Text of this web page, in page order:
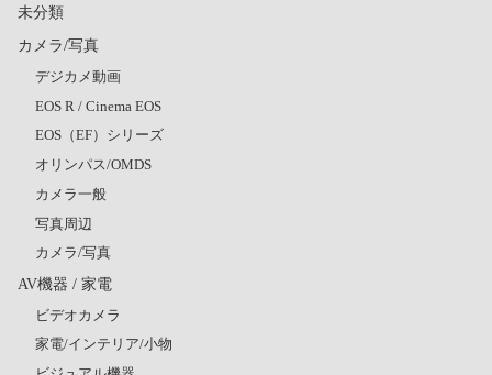
未分類
カメラ/写真
デジカメ動画
EOS R / Cinema EOS
EOS（EF）シリーズ
オリンパス/OMDS
カメラ一般
写真周辺
カメラ/写真
AV機器 / 家電
ビデオカメラ
家電/インテリア/小物